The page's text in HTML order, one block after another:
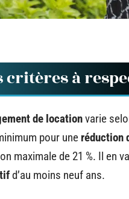
critères à
de locationvarie
pour une réduction
maximale de 21 %. Il en
d’au moins neuf ans.